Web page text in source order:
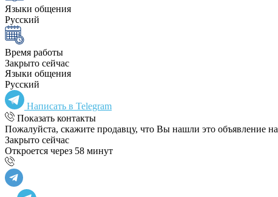
Языки общения
Русский
Время работы
Закрыто сейчас
Языки общения
Русский
Написать в Telegram
Показать контакты
Пожалуйста, скажите продавцу, что Вы нашли это объявление на
Закрыто сейчас
Откроется через 58 минут